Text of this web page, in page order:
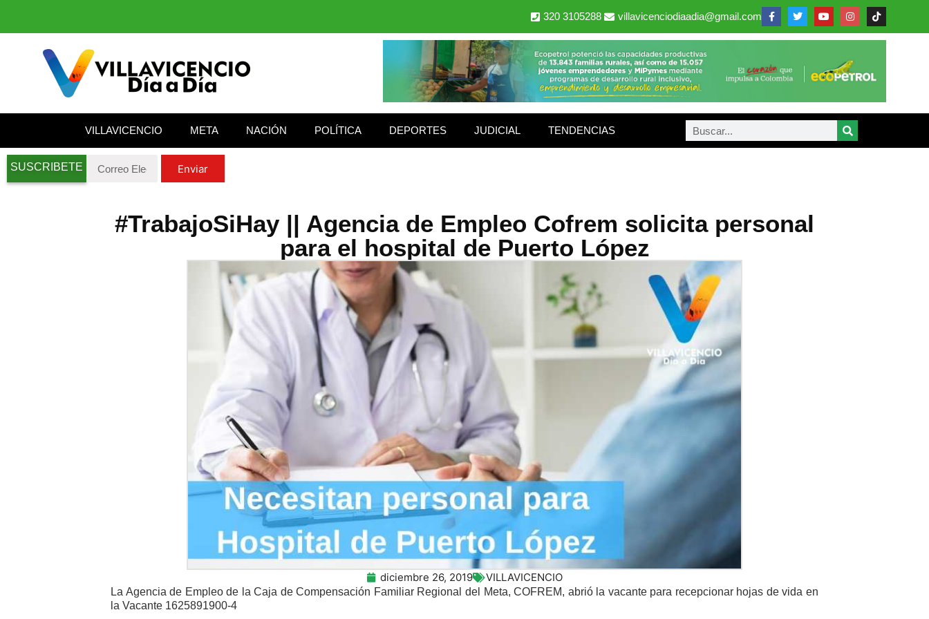
320 3105288 villavicenciodiaadia@gmail.com
VILLAVICENCIO META NACIÓN POLÍTICA DEPORTES JUDICIAL TENDENCIAS
SUSCRIBETE Enviar
#TrabajoSiHay || Agencia de Empleo Cofrem solicita personal
para el hospital de Puerto López
diciembre 26, 2019 VILLAVICENCIO
La Agencia de Empleo de la Caja de Compensación Familiar Regional del Meta, COFREM, abrió la vacante para recepcionar hojas de vida en
la Vacante 1625891900-4